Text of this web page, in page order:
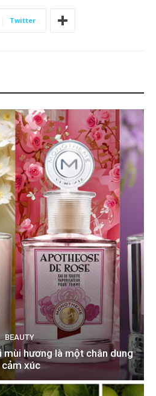
Twitter
BEAUTY
mùi hương là một chân dung
cảm xúc